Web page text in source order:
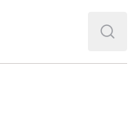
и балета